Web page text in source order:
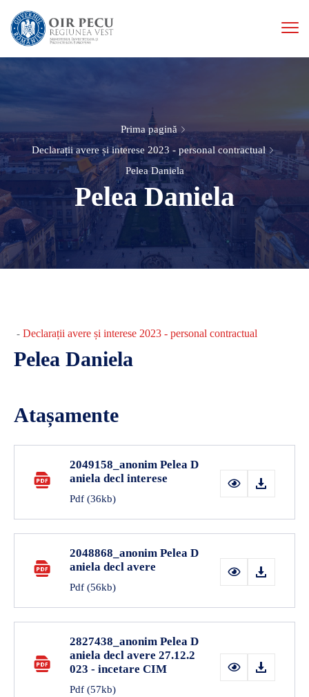
Prima pagină
Declarații avere și interese 2023 - personal contractual
Pelea Daniela
Pelea Daniela
- Declarații avere și interese 2023 - personal contractual
Pelea Daniela
Atașamente
2049158_anonim Pelea D
aniela decl interese
Pdf (36kb)
2048868_anonim Pelea D
aniela decl avere
Pdf (56kb)
2827438_anonim Pelea D
aniela decl avere 27.12.2
023 - incetare CIM
Pdf (57kb)